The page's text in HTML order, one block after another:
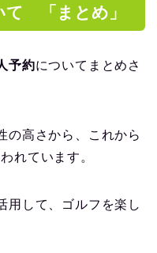
て 「まとめ」
予約についてまとめさ
の高さから、これから
れています。
用して、ゴルフを楽し